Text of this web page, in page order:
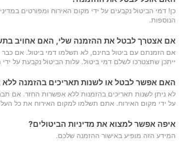
כן! דמי הביטול נקבעים על ידי מקום האירוח ומפורטים
הנוספות.
אם אצטרך לבטל את ההזמנה שלי, האם אחויב
אם הזמנתם עם ביטול בחינם, לא תשלמו דמי ביטול. אם
ייתכן שתצטרכו לשלם דמי ביטול. עלות הביטול נקבעת על
האם אפשר לבטל או לשנות תאריכים בהזמנה
לא ניתן לשנות תאריכים בהזמנות ללא אפשרות החזר. אם
על ידי מקום האירוח. אתם תשלמו למקום האירוח את כל
איפה אפשר למצוא את מדיניות הביטולים?
המידע הזה מופיע באישור ההזמנה שלכם.